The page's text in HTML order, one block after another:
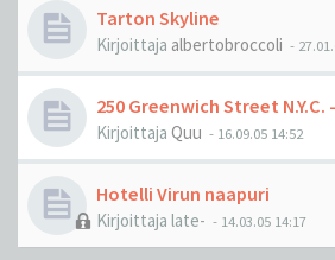
Tarton Skyline
Kirjoittaja albertobroccoli -
250 Greenwich Street N.Y.C.
Kirjoittaja Quu - 16.09.05 14:52
Hotelli Virun naapuri
Kirjoittaja late- - 14.03.05 14:17